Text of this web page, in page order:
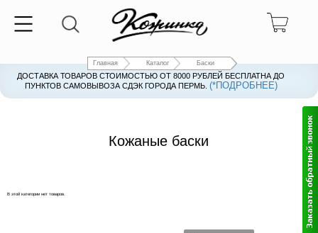
Главная Каталог Баски
ДОСТАВКА ТОВАРОВ СТОИМОСТЬЮ ОТ 8000 РУБЛЕЙ БЕСПЛАТНА ДО
ПУНКТОВ САМОВЫВОЗА СДЭК ГОРОДА ПЕРМЬ. (*ПОДРОБНЕЕ)
Кожаные баски
В этой категории нет товаров.